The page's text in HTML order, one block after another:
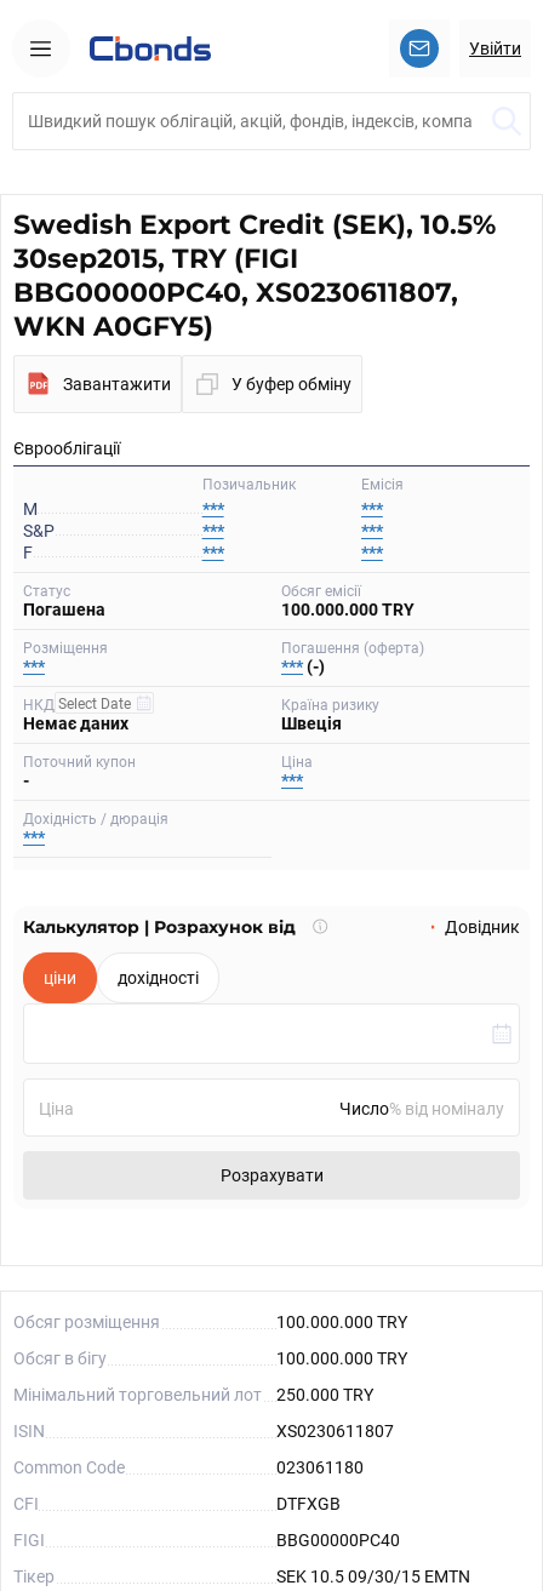
Увійти
Swedish Export Credit (SEK), 10.5%
30sep2015, TRY (FIGI
BBG00000PC40, XS0230611807,
WKN A0GFY5)
Завантажити У буфер обміну
Єврооблігації
Емісія
Позичальник
M ***
***
S&P
***
***
F
***
***
Статус
Погашена
Обсяг емісії
100.000.000 TRY
Розміщення
***
Погашення (оферта)
***(-)
НКД
Немає даних
Країна ризику
Швеція
Поточний купон
-
Ціна
***
Дохідність / дюрація
***
Калькулятор | Розрахунок від
Що
Довідник
ціни дохідності
Ціна % від номіналу
Розрахувати
Обсяг розміщення
100.000.000 TRY
Обсяг в бігу
100.000.000 TRY
Мінімальний торговельний лот
250.000 TRY
ISIN
XS0230611807
Common Code
023061180
CFI
DTFXGB
FIGI
BBG00000PC40
Тікер
SEK 10.5 09/30/15 EMTN